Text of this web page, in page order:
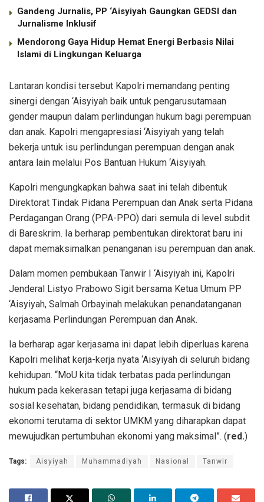
Gandeng Jurnalis, PP ‘Aisyiyah Gaungkan GEDSI dan
Jurnalisme Inklusif
Mendorong Gaya Hidup Hemat Energi Berbasis Nilai
Islami di Lingkungan Keluarga
Lantaran kondisi tersebut Kapolri memandang penting
sinergi dengan ‘Aisyiyah baik untuk pengarusutamaan
gender maupun dalam perlindungan hukum bagi perempuan
dan anak. Kapolri mengapresiasi ‘Aisyiyah yang telah
bekerja untuk isu perlindungan perempuan dengan anak
antara lain melalui Pos Bantuan Hukum ‘Aisyiyah.
Kapolri mengungkapkan bahwa saat ini telah dibentuk
Direktorat Tindak Pidana Perempuan dan Anak serta Pidana
Perdagangan Orang (PPA-PPO) dari semula di level subdit
di Bareskrim. Ia berharap pembentukan direktorat baru ini
dapat memaksimalkan penanganan isu perempuan dan anak.
Dalam momen pembukaan Tanwir I ‘Aisyiyah ini, Kapolri
Jenderal Listyo Prabowo Sigit bersama Ketua Umum PP
‘Aisyiyah, Salmah Orbayinah melakukan penandatanganan
kerjasama Perlindungan Perempuan dan Anak.
Ia berharap agar kerjasama ini dapat lebih diperluas karena
Kapolri melihat kerja-kerja nyata ‘Aisyiyah di seluruh bidang
kehidupan. “MoU kita tidak terbatas pada perlindungan
hukum pada kekerasan tetapi juga kerjasama di bidang
sosial kesehatan, bidang pendidikan, termasuk di bidang
ekonomi terutama di sektor UMKM yang diharapkan dapat
mewujudkan pertumbuhan ekonomi yang maksimal”. (red.)
Tags: Aisyiyah Muhammadiyah Nasional Tanwir